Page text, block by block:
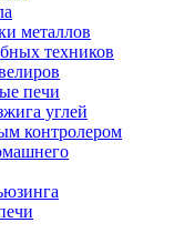
металлов
техников
печи
углей
контролером